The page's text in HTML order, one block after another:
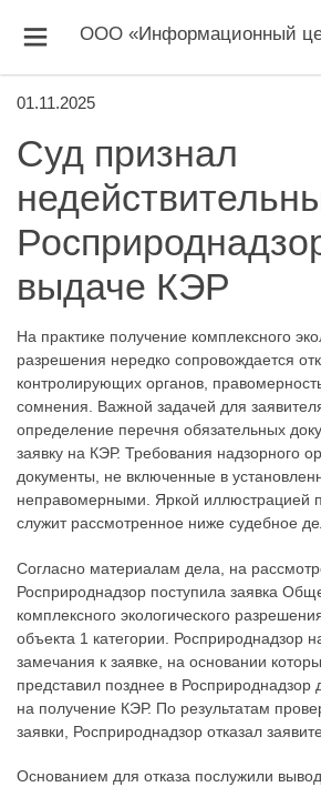
ООО «Информационный
01.11.2025
Суд признал
выдаче КЭР
На практике получение комплексного
разрешения нередко сопровождается
контролирующих органов,
сомнения. Важной задачей для
определение перечня обязательных
заявку на КЭР. Требования надзорного
документы, не включенные в
неправомерными. Яркой иллюстрацией
служит рассмотренное ниже судебное
Согласно материалам дела, на
Росприроднадзор поступила заявка
комплексного экологического
объекта 1 категории. Росприроднадзор
замечания к заявке, на основании
представил позднее в Росприроднадзор
на получение КЭР. По результатам
заявки, Росприроднадзор отказал
Основанием для отказа послужили